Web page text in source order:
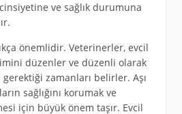
ve sağlık durumuna
önemlidir. Veterinerler, evcil
düzenler ve düzenli olarak
gerektiği zamanları belirler. Aşı
sağlığını korumak ve
için büyük önem taşır. Evcil